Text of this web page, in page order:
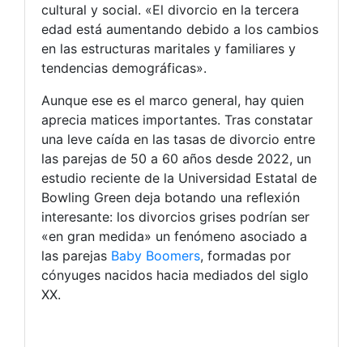
cultural y social. «El divorcio en la tercera
edad está aumentando debido a los cambios
en las estructuras maritales y familiares y
tendencias demográficas».
Aunque ese es el marco general, hay quien
aprecia matices importantes. Tras constatar
una leve caída en las tasas de divorcio entre
las parejas de 50 a 60 años desde 2022, un
estudio reciente de la Universidad Estatal de
Bowling Green deja botando una reflexión
interesante: los divorcios grises podrían ser
«en gran medida» un fenómeno asociado a
las parejas Baby Boomers, formadas por
cónyuges nacidos hacia mediados del siglo
XX.